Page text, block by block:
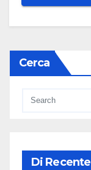
Cerca
Di Recente